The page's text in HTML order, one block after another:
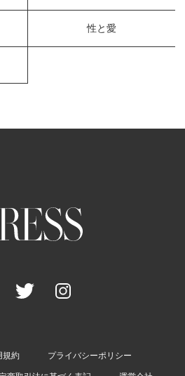
性と愛
規約 プライバシーポリシー